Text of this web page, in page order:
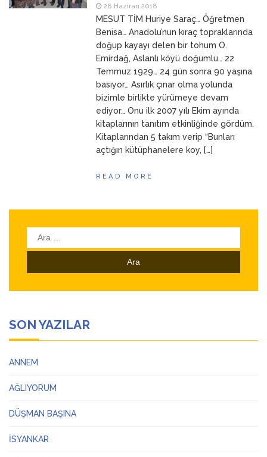
23 Mart 2026 ANNEM28 Haziran 2018
MESUT TİM Huriye Saraç… Öğretmen
Benisa… Anadolu’nun kıraç topraklarında
doğup kayayı delen bir tohum O.
Emirdağ, Aslanlı köyü doğumlu… 22
Temmuz 1929… 24 gün sonra 90 yaşına
basıyor… Asırlık çınar olma yolunda
bizimle birlikte yürümeye devam
ediyor… Onu ilk 2007 yılı Ekim ayında
kitaplarının tanıtım etkinliğinde gördüm.
Kitaplarından 5 takım verip “Bunları
açtığın kütüphanelere koy, […]
READ MORE
Arama:
SON YAZILAR
ANNEM
AĞLIYORUM
DÜŞMAN BAŞINA
İSYANKAR